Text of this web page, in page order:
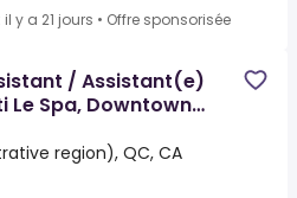
y a 21 jours • Offre sponsorisée
/ Assistant(e)
Spa, Downtown
region), QC, CA